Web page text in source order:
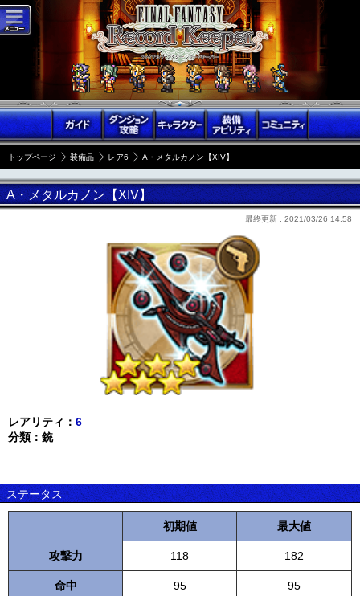
トップページ 装備品 レア6 A・メタルカノン【XIV】
A・メタルカノン【XIV】
最終更新 : 2021/03/26 14:58
レアリティ： 6
分類：銃
ステータス
初期値 最大値
攻撃力 118 182
命中 95 95